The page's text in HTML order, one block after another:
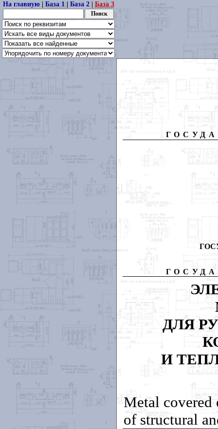
На главную| База 1| База 2| База 3
ДЛЯ
И
Metal covered
of structural